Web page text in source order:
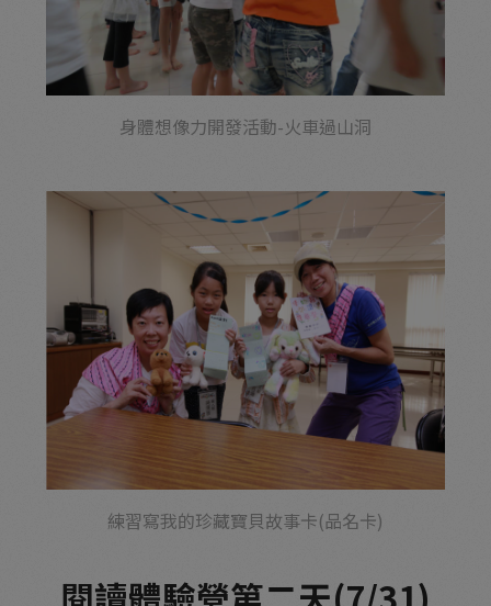
身體想像力開發活動-火車過山洞
練習寫我的珍藏寶貝故事卡(品名卡)